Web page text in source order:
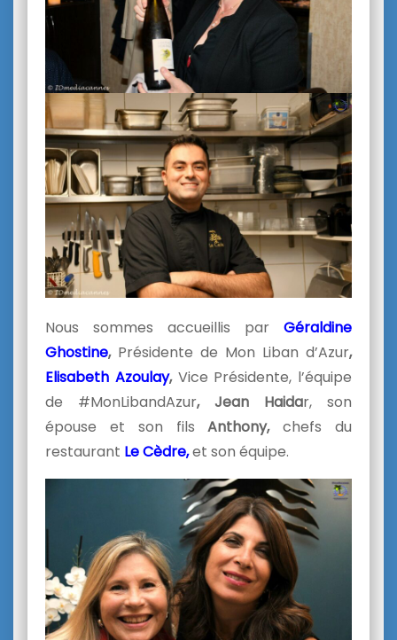
Nous sommes accueillis par Géraldine
Ghostine, Présidente de Mon Liban d’Azur,
Elisabeth Azoulay, Vice Présidente, l’équipe
de #MonLibandAzur, Jean Haidar, son
épouse et son filsAnthony,chefs du
restaurant Le Cèdre,et son équipe.